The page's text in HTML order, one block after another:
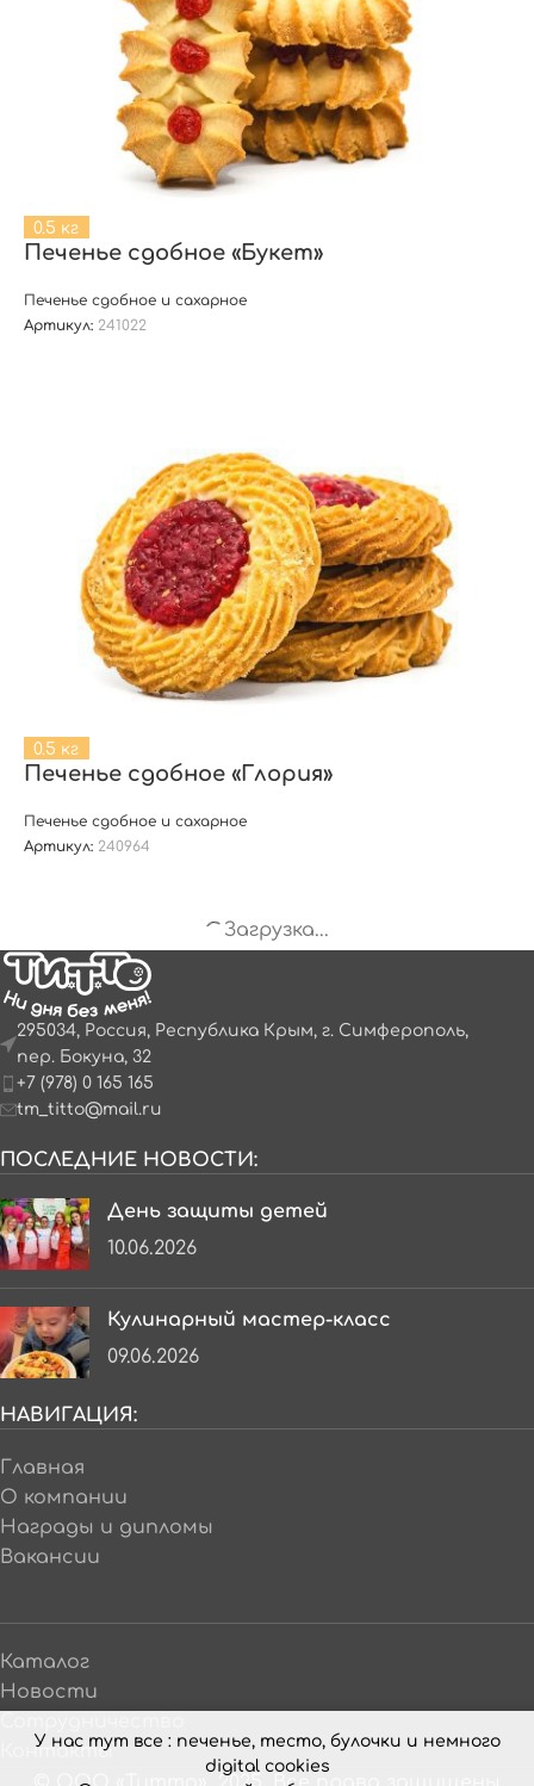
У нас тут все : печенье, тесто, булочки и немного
digital cookies
0.5 кг
Печенье сдобное «Букет»
Печенье сдобное и сахарное
Артикул: 241022
0.5 кг
Печенье сдобное «Глория»
Печенье сдобное и сахарное
Артикул: 240964
0.5 кг
Печенье сдобное «Звездочка в сахаре»
Печенье сдобное и сахарное
Артикул:
240803